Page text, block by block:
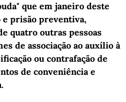
que em janeiro deste
e prisão preventiva,
quatro outras pessoas
de associação ao auxílio à
ou contrafação de
de conveniência e